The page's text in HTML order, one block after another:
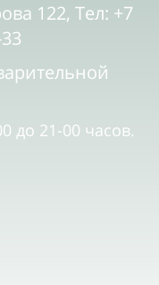
122, Тел: +7
до 21-00 часов.